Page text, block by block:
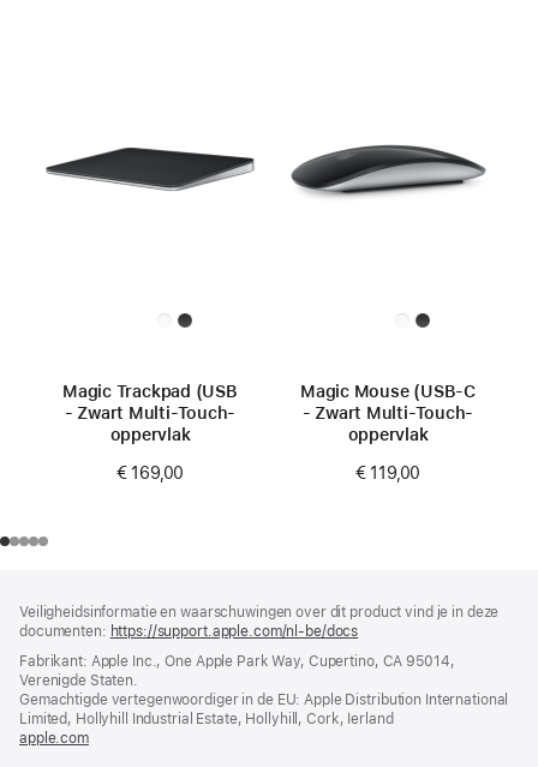
Magic Trackpad (USB‑C)
- Zwart Multi‑Touch-
oppervlak
€ 169,00
Magic Mouse (USB‑C)
- Zwart Multi‑Touch-
oppervlak
€ 119,00
Veiligheidsinformatie en waarschuwingen over dit product vind je in deze
documenten: https://support.apple.com/nl-be/docs
nieuw
geopend)
Fabrikant: Apple Inc., One Apple Park Way, Cupertino, CA 95014,
Verenigde Staten.
Gemachtigde vertegenwoordiger in de EU: Apple Distribution International
Limited, Hollyhill Industrial Estate, Hollyhill, Cork, Ierland
apple.com(wordt